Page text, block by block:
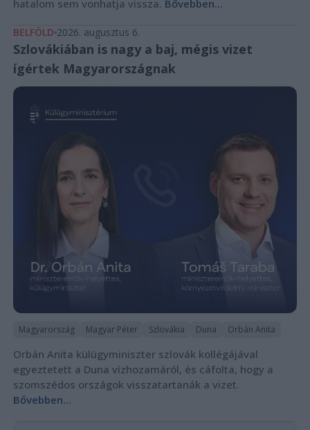
hatalom sem vonhatja vissza. Bővebben...
BELFÖLD 2026. augusztus 6.
Szlovákiában is nagy a baj, mégis vizet
ígértek Magyarországnak
Magyarország Magyar Péter Szlovákia Duna Orbán Anita
Orbán Anita külügyminiszter szlovák kollégájával
egyeztetett a Duna vízhozamáról, és cáfolta, hogy a
szomszédos országok visszatartanák a vizet.
Bővebben...